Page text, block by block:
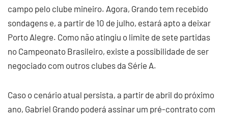
campo pelo clube mineiro. Agora, Grando tem recebido
sondagens e, a partir de 10 de julho, estará apto a deixar
Porto Alegre. Como não atingiu o limite de sete partidas
no Campeonato Brasileiro, existe a possibilidade de ser
negociado com outros clubes da Série A.
Caso o cenário atual persista, a partir de abril do próximo
ano, Gabriel Grando poderá assinar um pré-contrato com